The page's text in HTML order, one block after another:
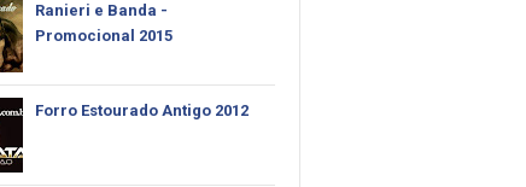
Ranieri e Banda -
Promocional 2015
Forro Estourado Antigo 2012